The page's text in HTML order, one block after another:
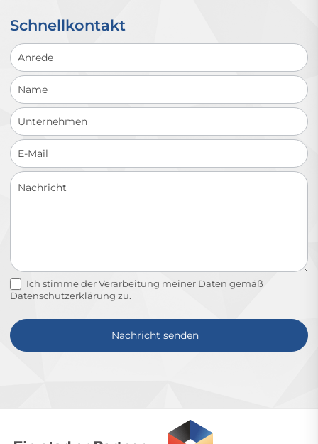
Schnellkontakt
Schnellkontakt
Ich stimme der Verarbeitung meiner Daten gemäß
Datenschutzerklärung zu.
Nachricht senden